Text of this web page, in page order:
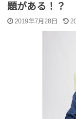
題がある！？
2019年7月28日